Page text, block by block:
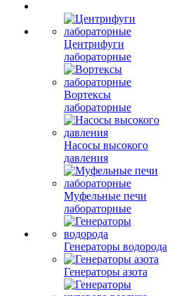
Центрифуги
лабораторные
Вортексы
лабораторные
Насосы высокого
давления
Муфельные печи
лабораторные
Генераторы водорода
Генераторы азота